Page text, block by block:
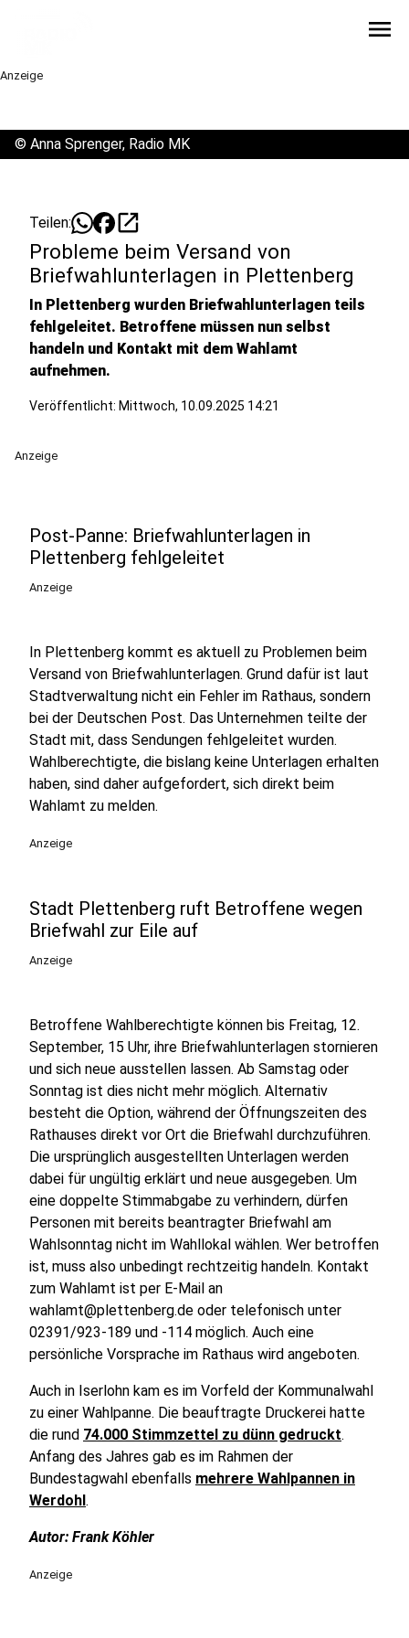
menu
Anzeige
© Anna Sprenger, Radio MK
Teilen: open_in_new
Probleme beim Versand von
Briefwahlunterlagen in Plettenberg
In Plettenberg wurden Briefwahlunterlagen teils
fehlgeleitet. Betroffene müssen nun selbst
handeln und Kontakt mit dem Wahlamt
aufnehmen.
Veröffentlicht: Mittwoch, 10.09.2025 14:21
Anzeige
Post-Panne: Briefwahlunterlagen in
Plettenberg fehlgeleitet
Anzeige
In Plettenberg kommt es aktuell zu Problemen beim
Versand von Briefwahlunterlagen. Grund dafür ist laut
Stadtverwaltung nicht ein Fehler im Rathaus, sondern
bei der Deutschen Post. Das Unternehmen teilte der
Stadt mit, dass Sendungen fehlgeleitet wurden.
Wahlberechtigte, die bislang keine Unterlagen erhalten
haben, sind daher aufgefordert, sich direkt beim
Wahlamt zu melden.
Anzeige
Stadt Plettenberg ruft Betroffene wegen
Briefwahl zur Eile auf
Anzeige
Betroffene Wahlberechtigte können bis Freitag, 12.
September, 15 Uhr, ihre Briefwahlunterlagen stornieren
und sich neue ausstellen lassen. Ab Samstag oder
Sonntag ist dies nicht mehr möglich. Alternativ
besteht die Option, während der Öffnungszeiten des
Rathauses direkt vor Ort die Briefwahl durchzuführen.
Die ursprünglich ausgestellten Unterlagen werden
dabei für ungültig erklärt und neue ausgegeben. Um
eine doppelte Stimmabgabe zu verhindern, dürfen
Personen mit bereits beantragter Briefwahl am
Wahlsonntag nicht im Wahllokal wählen. Wer betroffen
ist, muss also unbedingt rechtzeitig handeln. Kontakt
zum Wahlamt ist per E-Mail an
wahlamt@plettenberg.de oder telefonisch unter
02391/923-189 und -114 möglich. Auch eine
persönliche Vorsprache im Rathaus wird angeboten.
Auch in Iserlohn kam es im Vorfeld der Kommunalwahl
zu einer Wahlpanne. Die beauftragte Druckerei hatte
die rund 74.000 Stimmzettel zu dünn gedruckt.
Anfang des Jahres gab es im Rahmen der
Bundestagwahl ebenfalls mehrere Wahlpannen in
Werdohl.
Autor: Frank Köhler
Anzeige